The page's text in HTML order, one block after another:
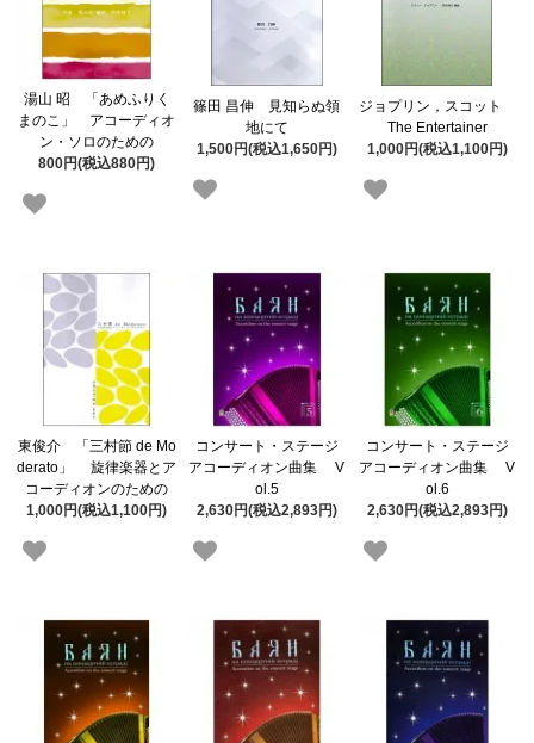
湯山 昭 「あめふりく
まのこ」 アコーディオ
ン・ソロのための
800円(税込880円)
篠田 昌伸 見知らぬ領
地にて
1,500円(税込1,650円)
ジョプリン，スコット
The Entertainer
1,000円(税込1,100円)
東俊介 「三村節 de Mo
derato」 旋律楽器とア
コーディオンのための
1,000円(税込1,100円)
コンサート・ステージ
アコーディオン曲集 V
ol.5
2,630円(税込2,893円)
コンサート・ステージ
アコーディオン曲集 V
ol.6
2,630円(税込2,893円)